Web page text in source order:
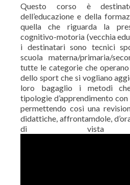
Questo corso è
dell’educazione e della
quella che riguarda la
cognitivo-motoria (vecchia
i destinatari sono tecnici
scuola materna/primaria/
tutte le categorie che
dello sport che si vogliano
loro bagaglio i metodi
tipologie d’apprendimento
permettendo così una
didattiche, affrontamdole,
di vista